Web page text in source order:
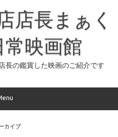
店長まぁく
映画館
長の鑑賞した映画のご紹介です
カイブ